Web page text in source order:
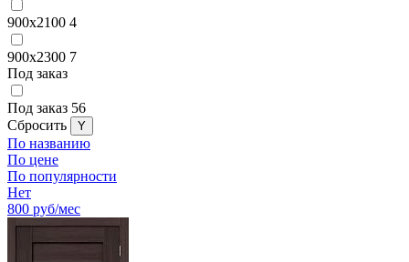
900x2100 4
900x2300 7
Под заказ
Под заказ 56
Cбросить
По названию
По цене
По популярности
Нет
800 руб/мес